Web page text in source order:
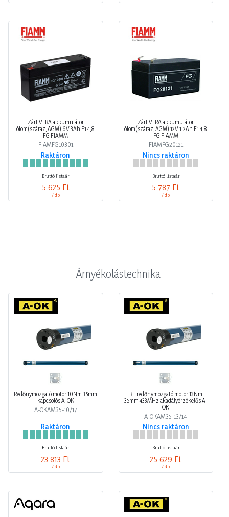
Zárt VLRA akkumulátor
ólom(száraz, AGM) 6V 3Ah F1 4,8
FG FIAMM
FIAMFG10301
Raktáron
Bruttó listaár
5 625 Ft
/ db
Zárt VLRA akkumulátor
ólom(száraz, AGM) 12V 1.2Ah F1 4,8
FG FIAMM
FIAMFG20121
Nincs raktáron
Bruttó listaár
5 787 Ft
/ db
Árnyékolástechnika
Redőnymozgató motor 10Nm 35mm
kapcsolós A-OK
A-OKAM35-10/17
Raktáron
Bruttó listaár
23 813 Ft
/ db
RF redőnymozgató motor 13Nm
35mm 433MHz akadályérzékelős A-
OK
A-OKAM35-13/14
Nincs raktáron
Bruttó listaár
25 629 Ft
/ db